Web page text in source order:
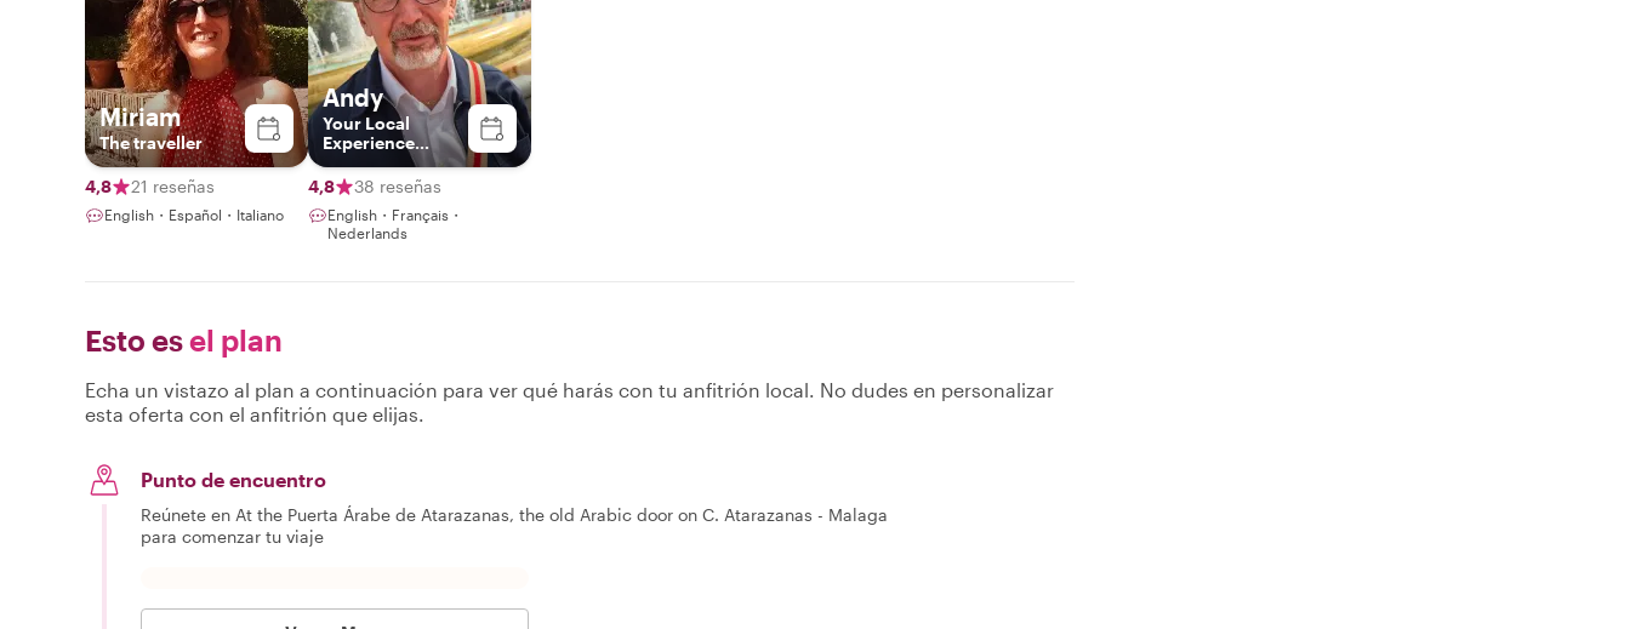
Miriam
The traveller
4,8 21 reseñas
English・Español・Italiano
Andy
Your Local
Experience
Architect
4,8
38 reseñas
English・Français・
Nederlands
Esto esel plan
Echa un vistazo al plan a continuación para ver qué harás con tu anfitrión local. No dudes en personalizar
esta oferta con el anfitrión que elijas.
Punto de encuentro
Reúnete en At the Puerta Árabe de Atarazanas, the old Arabic door on C. Atarazanas - Malaga
para comenzar tu viaje